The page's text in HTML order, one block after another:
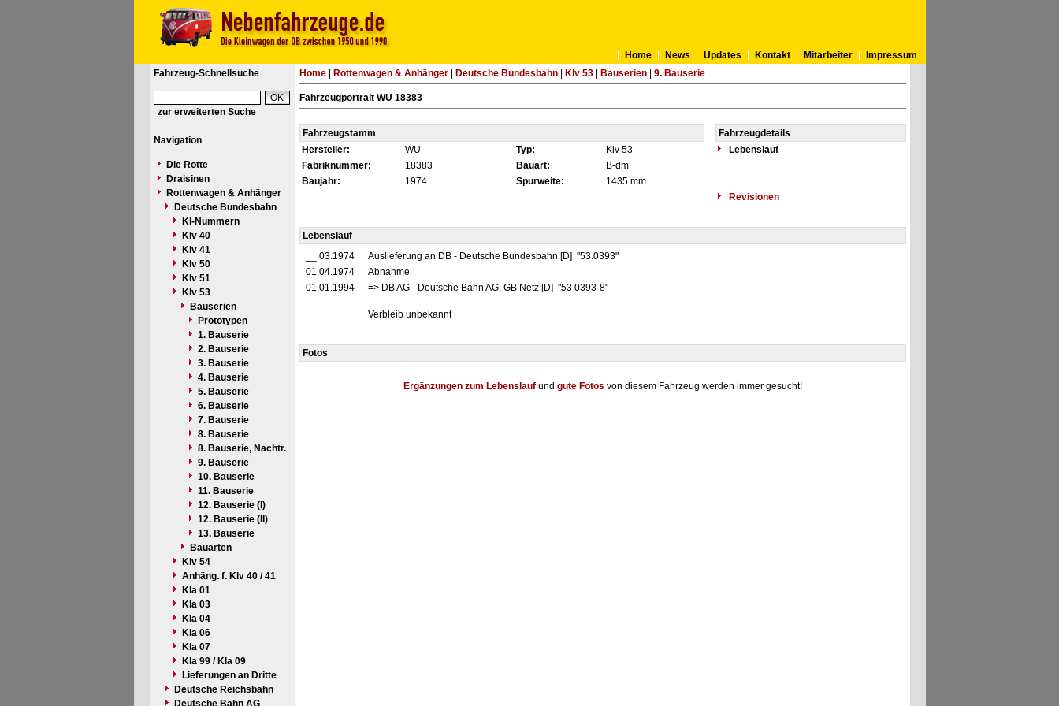
Home News Updates Kontakt Mitarbeiter
Impressum
Fahrzeug-Schnellsuche
zur erweiterten Suche
Navigation
Die Rotte
Draisinen
Rottenwagen & Anhänger
Deutsche Bundesbahn
Kl-Nummern
Klv 40
Klv 41
Klv 50
Klv 51
Klv 53
Bauserien
Prototypen
1. Bauserie
2. Bauserie
3. Bauserie
4. Bauserie
5. Bauserie
6. Bauserie
7. Bauserie
8. Bauserie
8. Bauserie, Nachtr.
9. Bauserie
10. Bauserie
11. Bauserie
12. Bauserie (I)
12. Bauserie (II)
13. Bauserie
Bauarten
Klv 54
Anhäng. f. Klv 40 / 41
Kla 01
Kla 03
Kla 04
Kla 06
Kla 07
Kla 99 / Kla 09
Lieferungen an Dritte
Deutsche Reichsbahn
Deutsche Bahn AG
Home| Rottenwagen & Anhänger| Deutsche Bundesbahn| Klv 53| Bauserien| 9. Bauserie
Fahrzeugportrait WU 18383
Fahrzeugstamm
Fahrzeugdetails
Hersteller:
WU Typ: Klv 53
Lebenslauf
Fabriknummer:
18383 Bauart:
B-dm
Baujahr:
1974 Spurweite:
1435 mm
Revisionen
Lebenslauf
__.03.1974
Auslieferung an DB - Deutsche Bundesbahn [D] "53.0393"
01.04.1974
Abnahme
01.01.1994
=> DB AG - Deutsche Bahn AG, GB Netz [D] "53 0393-8"
Verbleib unbekannt
Fotos
Ergänzungen zum Lebenslaufund gute Fotos von diesem Fahrzeug werden immer gesucht!